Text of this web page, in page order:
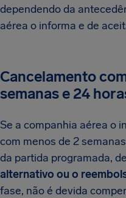
dependendo da
aérea o informa e de
Cancelamento
semanas e 24
Se a companhia aérea o
com menos de 2
da partida programada,
alternativo ou o
fase, não é devida